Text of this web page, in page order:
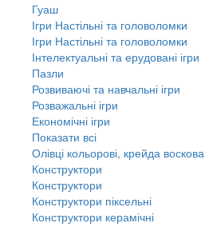
Гуаш
Ігри Настільні та головоломки
Ігри Настільні та головоломки
Інтелектуальні та ерудовані ігри
Пазли
Розвиваючі та навчальні ігри
Розважальні ігри
Економічні ігри
Показати всі
Олівці кольорові, крейда воскова
Конструктори
Конструктори
Конструктори піксельні
Конструктори керамічні